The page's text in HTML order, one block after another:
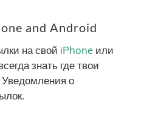
and Android
на свой iPhone или
знать где твои
о